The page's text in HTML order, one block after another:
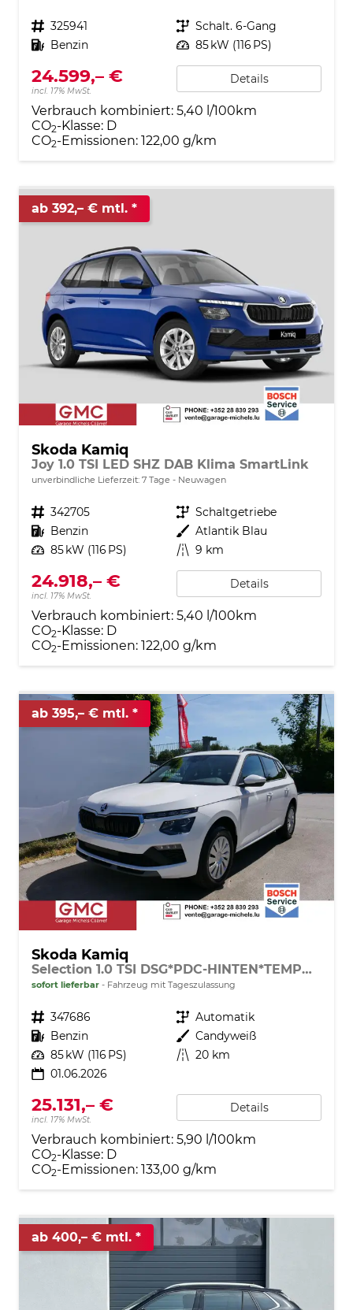
Fahrzeugnr. 325941 Getriebe Schalt. 6-Gang
Kraftstoff Benzin Leistung 85 kW (116 PS)
24.599,– €
incl. 17% MwSt.
Details
Verbrauch kombiniert: 5,40 l/100km
CO2-Klasse: D
CO2-Emissionen: 122,00 g/km
ab 392,– € mtl.
Skoda Kamiq
Joy 1.0 TSI LED SHZ DAB Klima SmartLink
unverbindliche Lieferzeit: 7 Tage Neuwagen
Fahrzeugnr. 342705 Getriebe Schaltgetriebe
Kraftstoff Benzin Außenfarbe Atlantik Blau
Leistung 85 kW (116 PS) Kilometerstand 9 km
24.918,– €
incl. 17% MwSt.
Details
Verbrauch kombiniert: 5,40 l/100km
CO2-Klasse: D
CO2-Emissionen: 122,00 g/km
ab 395,– € mtl.
Skoda Kamiq
Selection 1.0 TSI DSG*PDC-HINTEN*TEMPOMAT*SMARTLINK*SHZ*LED*KLIMAAUTOMATIK*
sofort lieferbar Fahrzeug mit Tageszulassung
Fahrzeugnr. 347686 Getriebe Automatik
Kraftstoff Benzin Außenfarbe Candyweiß
Leistung 85 kW (116 PS) Kilometerstand 20 km
01.06.2026
25.131,– €
incl. 17% MwSt.
Details
Verbrauch kombiniert: 5,90 l/100km
CO2-Klasse: D
CO2-Emissionen: 133,00 g/km
ab 400,– € mtl.